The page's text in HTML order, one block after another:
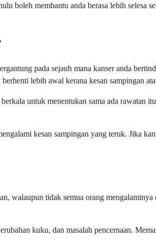
boleh membantu anda berasa lebih selesa
pada sejauh mana kanser anda
lebih awal kerana kesan sampingan
untuk menentukan sama ada rawatan
kesan sampingan yang teruk. Jika
walaupun tidak semua orang
kuku, dan masalah pencernaan.